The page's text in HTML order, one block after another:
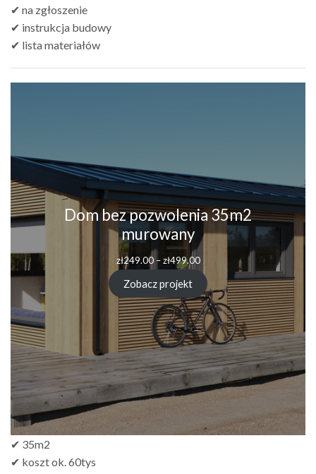
✔ na zgłoszenie
✔ instrukcja budowy
✔ lista materiałów
Dom bez pozwolenia 35m2
murowany
zł249.00 – zł499.00
Zobacz projekt
✔ 35m2
✔ koszt ok. 60tys